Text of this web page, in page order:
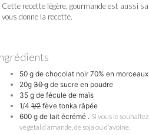
Cette recette légère, gourmande est aussi
vous donne la recette.
50 g de chocolat noir 70% en morceaux
20g 30 g de sucre en poudre
35 g de fécule de maïs
1/4 1/2 fève tonka râpée
600 g de lait écrémé . Si vous le
végétal d’amande, de soja ou d’avoine.